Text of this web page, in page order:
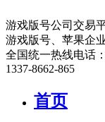
游戏版号公司交易
游戏版号、苹果企
全国统一热线电话：
1337-8662-865
首页